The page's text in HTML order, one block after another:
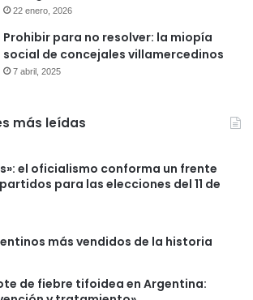
22 enero, 2026
Prohibir para no resolver: la miopía
social de concejales villamercedinos
7 abril, 2025
más leídas
el oficialismo conforma un frente
para las elecciones del 11 de
más vendidos de la historia
de fiebre tifoidea en Argentina: